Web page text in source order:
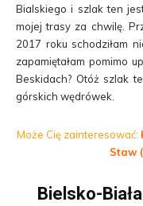
Bialskiego i szlak ten
mojej trasy za chwilę.
2017 roku schodziłam
zapamiętałam pomimo
Beskidach? Otóż szlak
górskich wędrówek.
Może Cię zainteresować:
Staw
Bielsko-